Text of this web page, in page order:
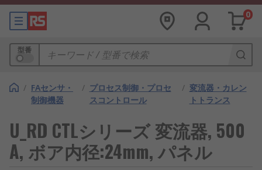
0
型番
/ FAセンサ・
制御機器
/ プロセス制御・プロセ
スコントロール
/ 変流器・カレン
トトランス
U_RD CTLシリーズ 変流器, 500
A, ボア内径:24mm, パネル